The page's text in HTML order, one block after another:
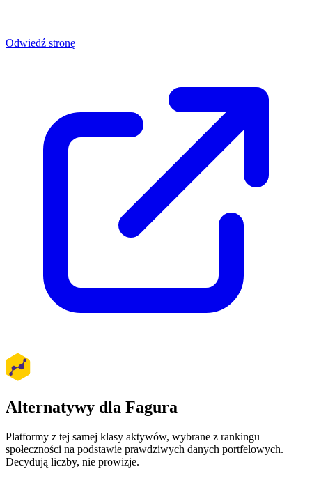
Odwiedź stronę
Alternatywy dla Fagura
Platformy z tej samej klasy aktywów, wybrane z rankingu
społeczności na podstawie prawdziwych danych portfelowych.
Decydują liczby, nie prowizje.